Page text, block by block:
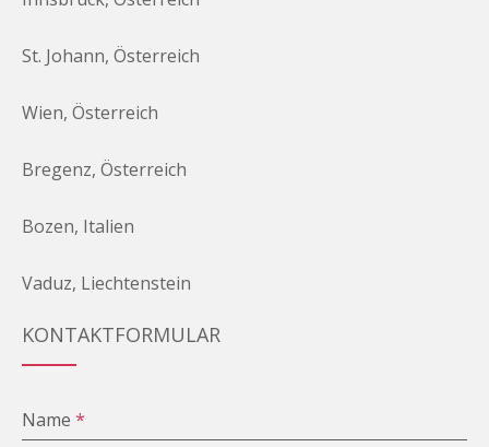
St. Johann, Österreich
Wien, Österreich
Bregenz, Österreich
Bozen, Italien
Vaduz, Liechtenstein
KONTAKTFORMULAR
Name*